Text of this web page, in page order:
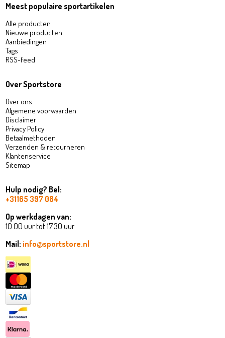
Meest populaire sportartikelen
Alle producten
Nieuwe producten
Aanbiedingen
Tags
RSS-feed
Over Sportstore
Over ons
Algemene voorwaarden
Disclaimer
Privacy Policy
Betaalmethoden
Verzenden & retourneren
Klantenservice
Sitemap
Hulp nodig? Bel:
+31165 397 084
Op werkdagen van:
10.00 uur tot 17.30 uur
Mail: info@sportstore.nl